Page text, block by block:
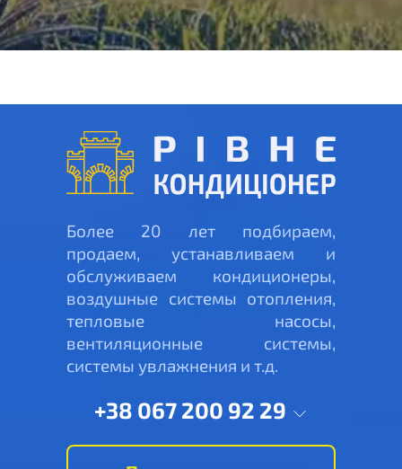
Более 20 лет подбираем,
продаем, устанавливаем и
обслуживаем кондиционеры,
воздушные системы отопления,
тепловые насосы,
вентиляционные системы,
системы увлажнения и т.д.
+38 067 200 92 29